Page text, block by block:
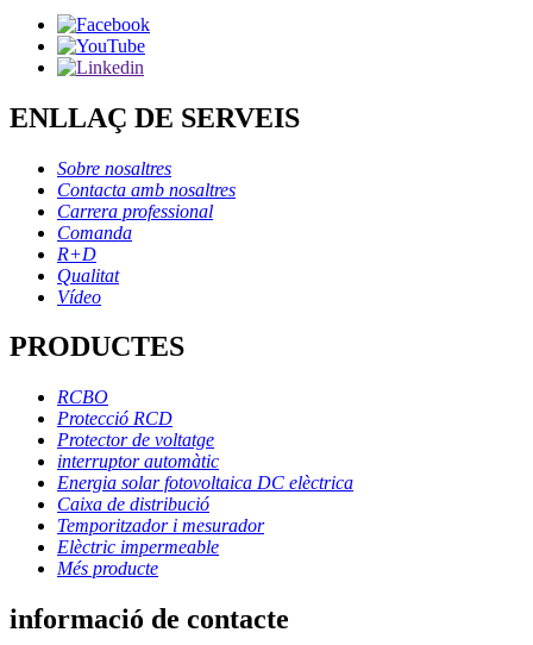
ENLLAÇ DE SERVEIS
Sobre nosaltres
Contacta amb nosaltres
Carrera professional
Comanda
R+D
Qualitat
Vídeo
PRODUCTES
RCBO
Protecció RCD
Protector de voltatge
interruptor automàtic
Energia solar fotovoltaica DC elèctrica
Caixa de distribució
Temporitzador i mesurador
Elèctric impermeable
Més producte
informació de contacte